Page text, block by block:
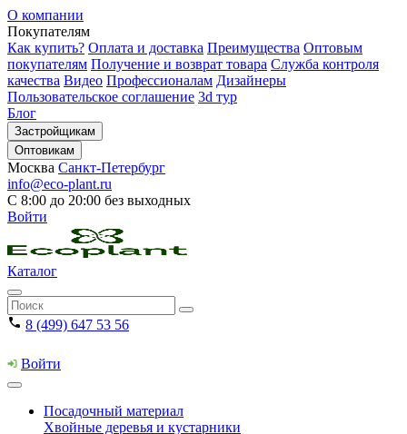
О компании
Покупателям
Как купить? Оплата и доставка Преимущества Оптовым
покупателям Получение и возврат товара Служба контроля
качества Видео Профессионалам Дизайнеры
Пользовательское соглашение 3d тур
Блог
Застройщикам
Оптовикам
Москва Санкт-Петербург
info@eco-plant.ru
С 8:00 до 20:00 без выходных
Войти
Каталог
8 (499) 647 53 56
Войти
Посадочный материал
Хвойные деревья и кустарники